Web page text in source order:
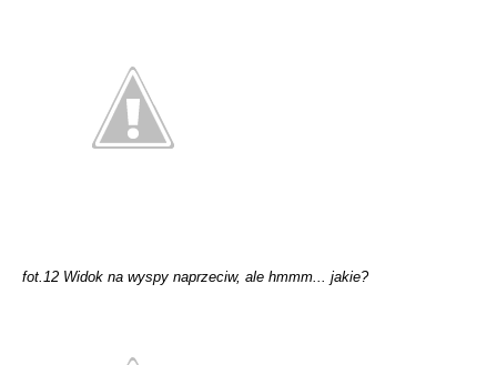
fot.12 Widok na wyspy naprzeciw, ale hmmm... jakie?